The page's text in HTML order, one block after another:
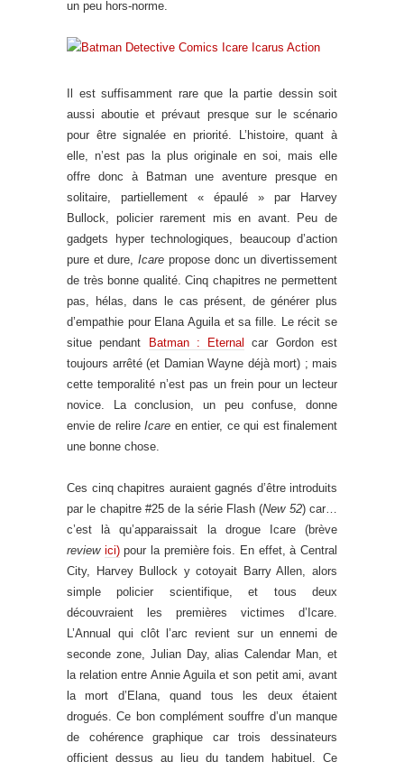
un peu hors-norme.
Il est suffisamment rare que la partie dessin soit
aussi aboutie et prévaut presque sur le scénario
pour être signalée en priorité. L’histoire, quant à
elle, n’est pas la plus originale en soi, mais elle
offre donc à Batman une aventure presque en
solitaire, partiellement « épaulé » par Harvey
Bullock, policier rarement mis en avant. Peu de
gadgets hyper technologiques, beaucoup d’action
pure et dure,Icare propose donc un divertissement
de très bonne qualité. Cinq chapitres ne permettent
pas, hélas, dans le cas présent, de générer plus
d’empathie pour Elana Aguila et sa fille. Le récit se
situe pendant
Batman : Eternal
car Gordon est
toujours arrêté (et Damian Wayne déjà mort) ; mais
cette temporalité n’est pas un frein pour un lecteur
novice. La conclusion, un peu confuse, donne
envie de relireIcare en entier, ce qui est finalement
une bonne chose.
Ces cinq chapitres auraient gagnés d’être introduits
par le chapitre #25 de la série Flash (New 52) car…
c’est là qu’apparaissait la drogue Icare (brève
review ici)pour la première fois. En effet, à Central
City, Harvey Bullock y cotoyait Barry Allen, alors
simple policier scientifique, et tous deux
découvraient les premières victimes d’Icare.
L’Annual qui clôt l’arc revient sur un ennemi de
seconde zone, Julian Day, alias Calendar Man, et
la relation entre Annie Aguila et son petit ami, avant
la mort d’Elana, quand tous les deux étaient
drogués. Ce bon complément souffre d’un manque
de cohérence graphique car trois dessinateurs
officient dessus au lieu du tandem habituel. Ce